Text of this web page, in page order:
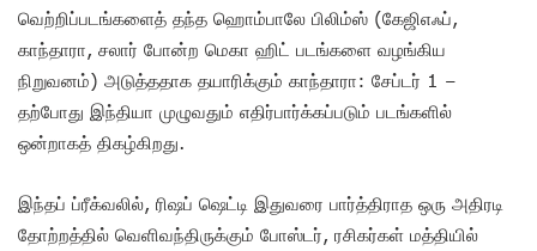
வெற்றிப்படங்களைத் தந்த ஹொம்பாலே பிலிம்ஸ் (கேஜிஎஃப்,
காந்தாரா, சலார் போன்ற மெகா ஹிட் படங்களை வழங்கிய
நிறுவனம்) அடுத்ததாக தயாரிக்கும் காந்தாரா: சேப்டர் 1 –
தற்போது இந்தியா முழுவதும் எதிர்பார்க்கப்படும் படங்களில்
ஒன்றாகத் திகழ்கிறது.
இந்தப் ப்ரீக்வலில், ரிஷப் ஷெட்டி இதுவரை பார்த்திராத ஒரு அதிரடி
தோற்றத்தில் வெளிவந்திருக்கும் போஸ்டர், ரசிகர்கள் மத்தியில்